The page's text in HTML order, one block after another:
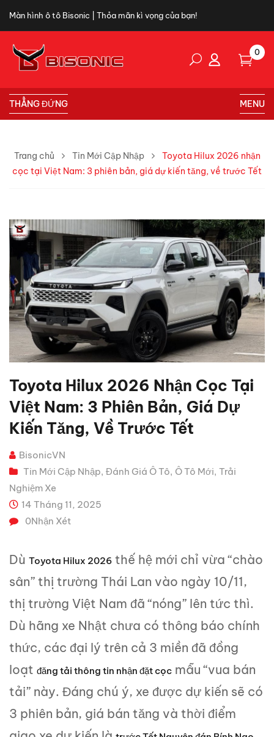
Màn hình ô tô Bisonic | Thỏa mãn kì vọng của bạn!
0
THẲNG ĐỨNG MENU
Trang chủ Tin Mới Cập Nhập
Toyota Hilux 2026 nhận
cọc tại Việt Nam: 3 phiên bản, giá dự kiến tăng, về trước Tết
Toyota Hilux 2026 Nhận Cọc Tại
Việt Nam: 3 Phiên Bản, Giá Dự
Kiến Tăng, Về Trước Tết
BisonicVN
Tin Mới Cập Nhập, Đánh Giá Ô Tô, Ô Tô Mới, Trải
Nghiệm Xe
14 Tháng 11, 2025
0Nhận Xét
Dù Toyota Hilux 2026 thế hệ mới chỉ vừa “chào
sân” thị trường Thái Lan vào ngày 10/11,
thị trường Việt Nam đã “nóng” lên tức thì.
Dù hãng xe Nhật chưa có thông báo chính
thức, các đại lý trên cả 3 miền đã đồng
loạt đăng tải thông tin nhận đặt cọc mẫu “vua bán
tải” này. Đáng chú ý, xe được dự kiến sẽ có
3 phiên bản, giá bán tăng và thời điểm